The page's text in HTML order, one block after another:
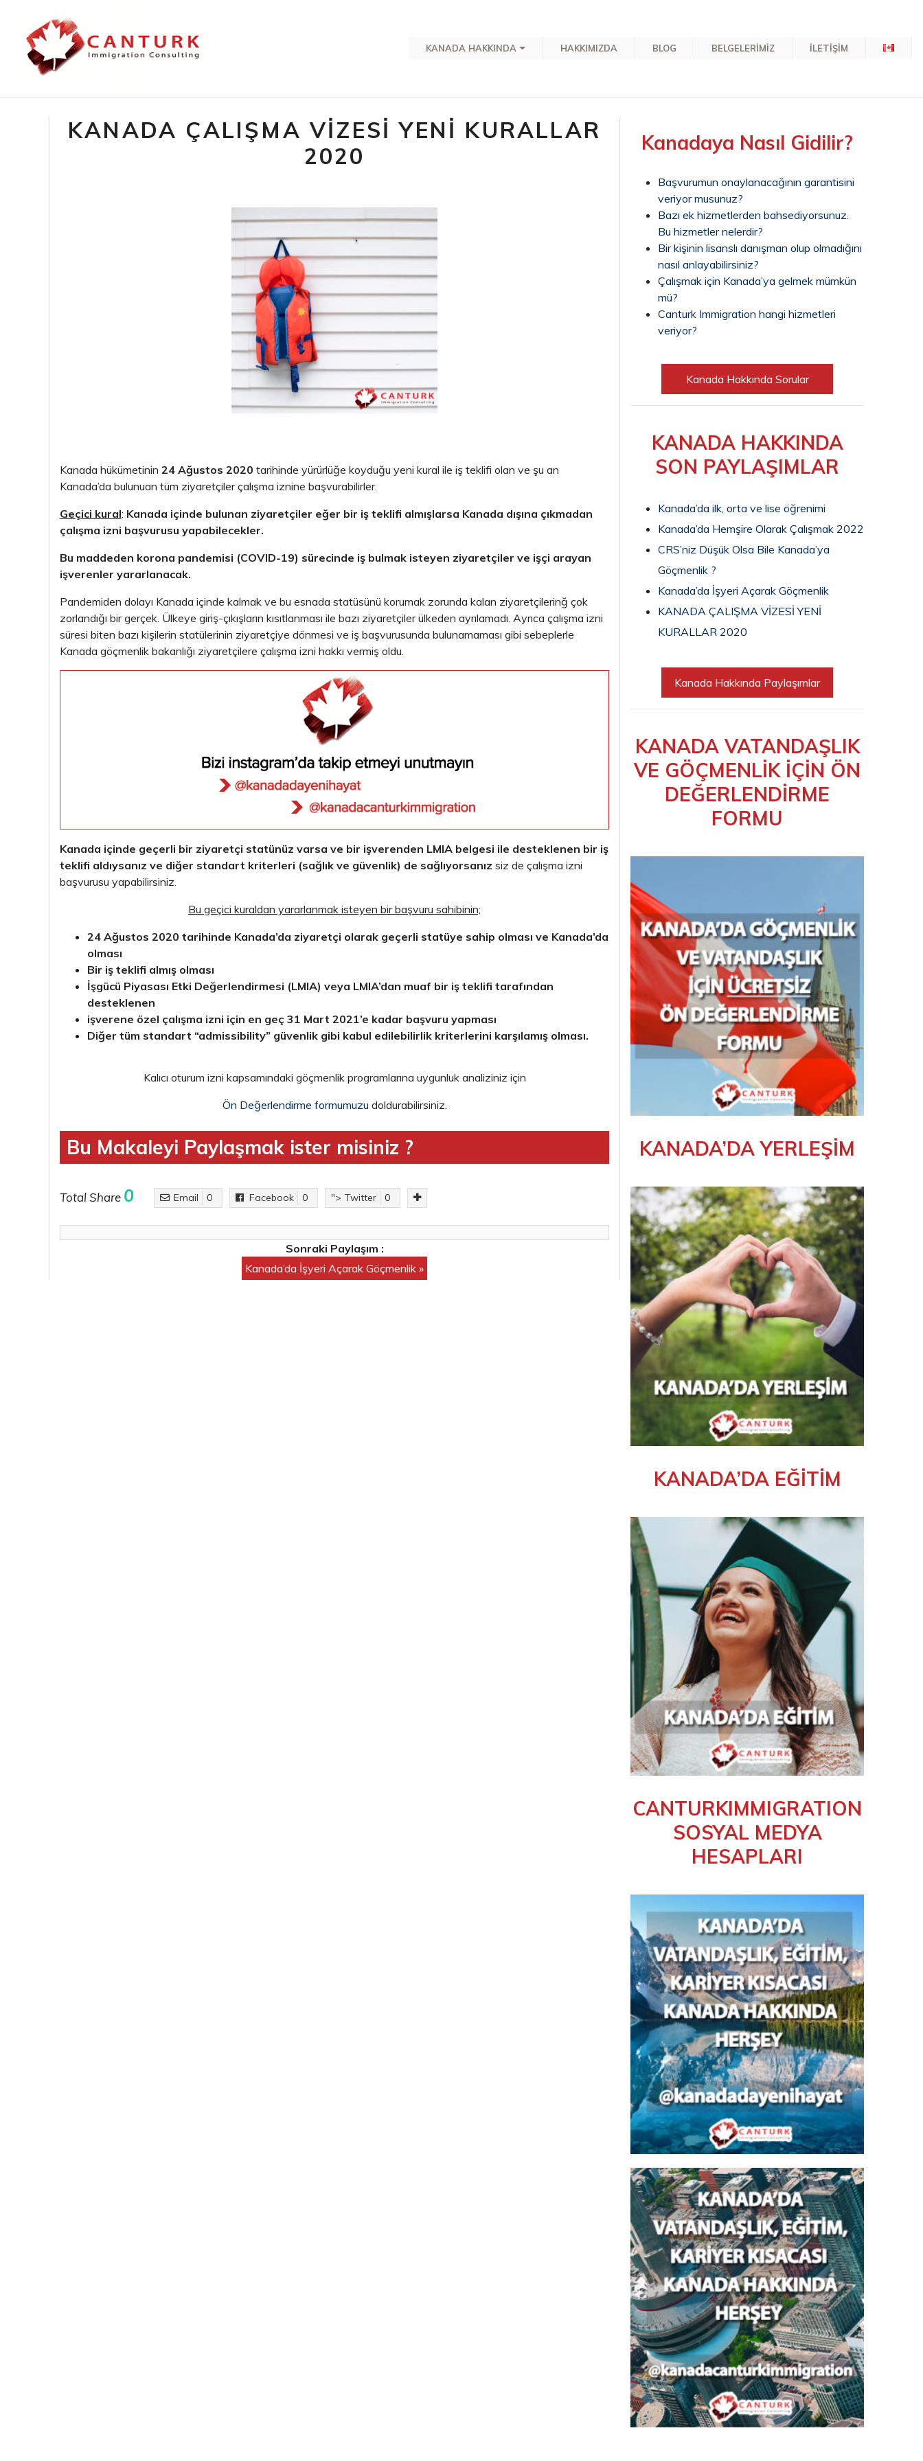
KANADA HAKKINDA HAKKIMIZDA BLOG BELGELERİMİZ İLETİŞİM
KANADA ÇALIŞMA VİZESİ YENİ KURALLAR
2020
Kanada hükümetinin 24 Ağustos 2020 tarihinde yürürlüğe koyduğu yeni kural ile iş teklifi olan ve şu an
Kanada’da bulunuan tüm ziyaretçiler çalışma iznine başvurabilirler.
Geçici kural: Kanada içinde bulunan ziyaretçiler eğer bir iş teklifi almışlarsa Kanada dışına çıkmadan
çalışma izni başvurusu yapabilecekler.
Bu maddeden korona pandemisi (COVID-19) sürecinde iş bulmak isteyen ziyaretçiler ve işçi arayan
işverenler yararlanacak.
Pandemiden dolayı Kanada içinde kalmak ve bu esnada statüsünü korumak zorunda kalan ziyaretçilerinğ çok
zorlandığı bir gerçek. Ülkeye giriş-çıkışların kısıtlanması ile bazı ziyaretçiler ülkeden ayrılamadı. Ayrıca çalışma izni
süresi biten bazı kişilerin statülerinin ziyaretçiye dönmesi ve iş başvurusunda bulunamaması gibi sebeplerle
Kanada göçmenlik bakanlığı ziyaretçilere çalışma izni hakkı vermiş oldu.
Kanada içinde geçerli bir ziyaretçi statünüz varsa ve bir işverenden LMIA belgesi ile desteklenen bir iş
teklifi aldıysanız ve diğer standart kriterleri (sağlık ve güvenlik) de sağlıyorsanız siz de çalışma izni
başvurusu yapabilirsiniz.
Bu geçici kuraldan yararlanmak isteyen bir başvuru sahibinin;
24 Ağustos 2020 tarihinde Kanada’da ziyaretçi olarak geçerli statüye sahip olması ve Kanada’da
olması
Bir iş teklifi almış olması
İşgücü Piyasası Etki Değerlendirmesi (LMIA) veya LMIA’dan muaf bir iş teklifi tarafından
desteklenen
işverene özel çalışma izni için en geç 31 Mart 2021’e kadar başvuru yapması
Diğer tüm standart “admissibility” güvenlik gibi kabul edilebilirlik kriterlerini karşılamış olması.
Kalıcı oturum izni kapsamındaki göçmenlik programlarına uygunluk analiziniz için
Ön Değerlendirme formumuzu doldurabilirsiniz.
Bu Makaleyi Paylaşmak ister misiniz ?
Total Share 0 Email 0 Facebook 0 "> Twitter 0
Sonraki Paylaşım :
Kanada’da İşyeri Açarak Göçmenlik »
Kanadaya Nasıl Gidilir?
Başvurumun onaylanacağının garantisini
veriyor musunuz?
Bazı ek hizmetlerden bahsediyorsunuz.
Bu hizmetler nelerdir?
Bir kişinin lisanslı danışman olup olmadığını
nasıl anlayabilirsiniz?
Çalışmak için Kanada’ya gelmek mümkün
mü?
Canturk Immigration hangi hizmetleri
veriyor?
Kanada Hakkında Sorular
KANADA HAKKINDA
SON PAYLAŞIMLAR
Kanada’da ilk, orta ve lise öğrenimi
Kanada’da Hemşire Olarak Çalışmak 2022
CRS’niz Düşük Olsa Bile Kanada’ya
Göçmenlik ?
Kanada’da İşyeri Açarak Göçmenlik
KANADA ÇALIŞMA VİZESİ YENİ
KURALLAR 2020
Kanada Hakkında Paylaşımlar
KANADA VATANDAŞLIK
VE GÖÇMENLİK İÇİN ÖN
DEĞERLENDİRME
FORMU
KANADA’DA YERLEŞİM
KANADA’DA EĞİTİM
CANTURKIMMIGRATION
SOSYAL MEDYA
HESAPLARI